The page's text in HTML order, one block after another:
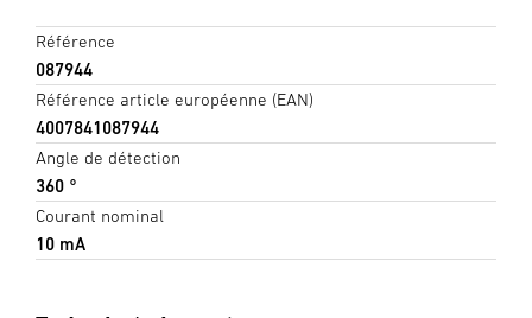
Référence
087944
Référence article européenne (EAN)
4007841087944
Angle de détection
360 °
Courant nominal
10 mA